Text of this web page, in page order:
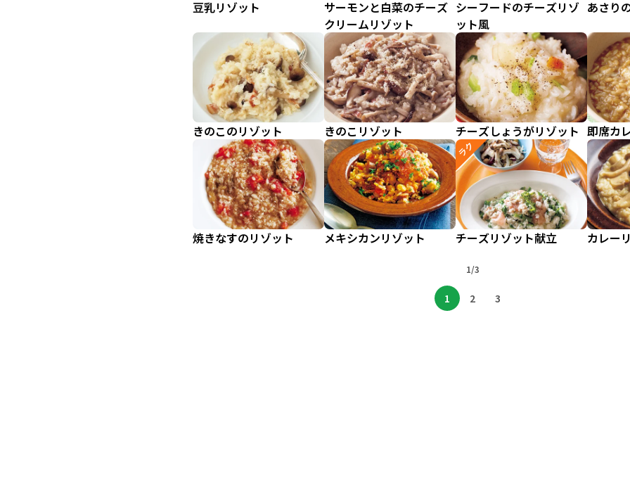
豆乳リゾット
サーモンと白菜のチーズ
クリームリゾット
シーフードのチーズリゾ
ット風
あさり
きのこのリゾット きのこリゾット チーズしょうがリゾット 即席カ
焼きなすのリゾット メキシカンリゾット
ラク
チーズリゾット献立 カレー
1/3
1 2 3